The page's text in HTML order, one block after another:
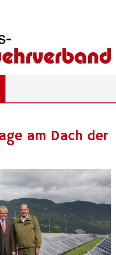
am Dach der